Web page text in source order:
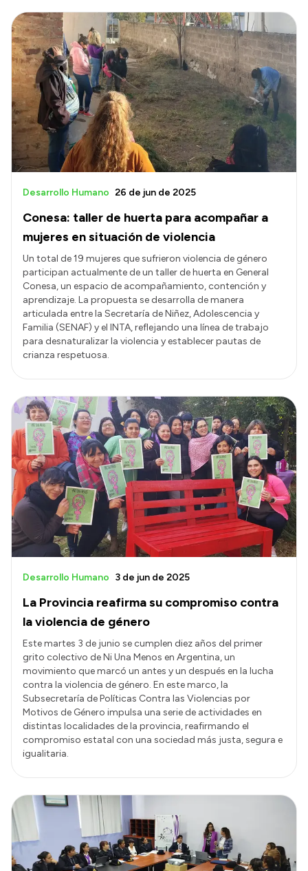
Conesa: taller de huerta para acompañar a
mujeres en situación de violencia
Desarrollo Humano 26 de jun de 2025
Un total de 19 mujeres que sufrieron violencia de género
participan actualmente de un taller de huerta en General
Conesa, un espacio de acompañamiento, contención y
aprendizaje. La propuesta se desarrolla de manera
articulada entre la Secretaría de Niñez, Adolescencia y
Familia (SENAF) y el INTA, reflejando una línea de trabajo
para desnaturalizar la violencia y establecer pautas de
crianza respetuosa.
La Provincia reafirma su compromiso contra
la violencia de género
Desarrollo Humano 3 de jun de 2025
Este martes 3 de junio se cumplen diez años del primer
grito colectivo de Ni Una Menos en Argentina, un
movimiento que marcó un antes y un después en la lucha
contra la violencia de género. En este marco, la
Subsecretaría de Políticas Contra las Violencias por
Motivos de Género impulsa una serie de actividades en
distintas localidades de la provincia, reafirmando el
compromiso estatal con una sociedad más justa, segura e
igualitaria.